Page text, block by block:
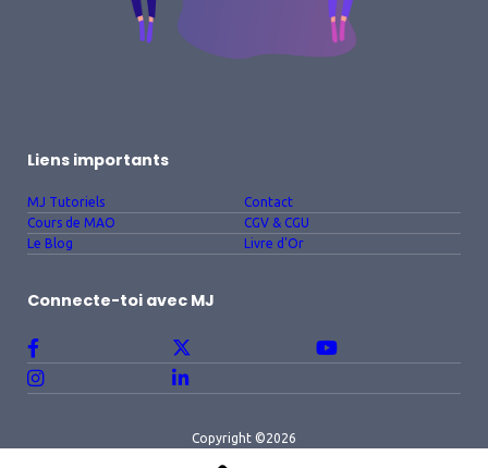
Liens importants
MJ Tutoriels
Contact
Cours de MAO
CGV & CGU
Le Blog
Livre d'Or
Connecte-toi avec MJ
Copyright ©2026